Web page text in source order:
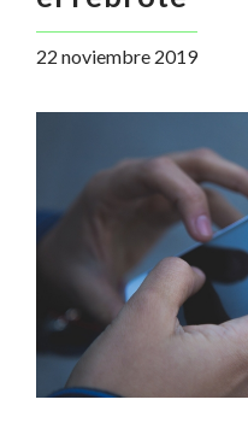
22 noviembre 2019